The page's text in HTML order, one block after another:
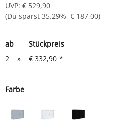
UVP: € 529,90
(Du sparst 35.29%, € 187,00)
ab
Stückpreis
2
» € 332,90 *
Farbe